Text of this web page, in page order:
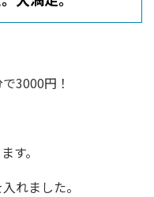
3000円！
す。
れました。